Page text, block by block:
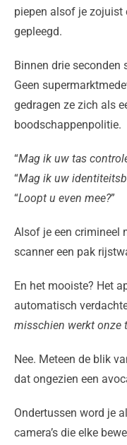
piepen alsof je
gepleegd.
Binnen drie seconden
Geen
gedragen ze zich als
boodschappenpolitie.
“Mag ik uw tas
“Mag ik uw
“Loopt u even mee?”
Alsof je een crimineel
scanner een pak
En het mooiste? Het
automatisch
misschien werkt onze
Nee. Meteen de blik
dat ongezien een
Ondertussen word je
camera’s die elke